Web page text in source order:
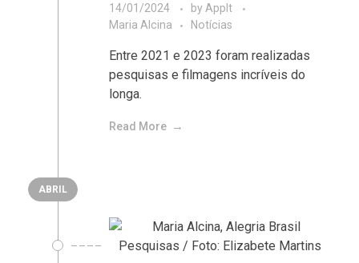
14/01/2024 by AppIt
Maria Alcina
Notícias
Entre 2021 e 2023 foram realizadas
pesquisas e filmagens incríveis do
longa.
Read More
ABRIL